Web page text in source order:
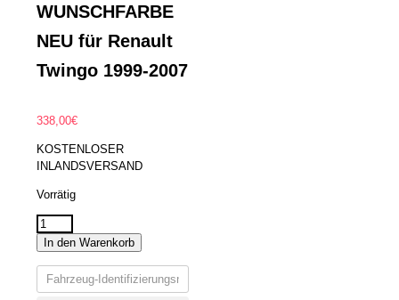
WUNSCHFARBE
NEU für Renault
Twingo 1999-2007
338,00€
KOSTENLOSER
INLANDSVERSAND
Vorrätig
STOßSTANGE
LACKIERT
IN
In den Warenkorb